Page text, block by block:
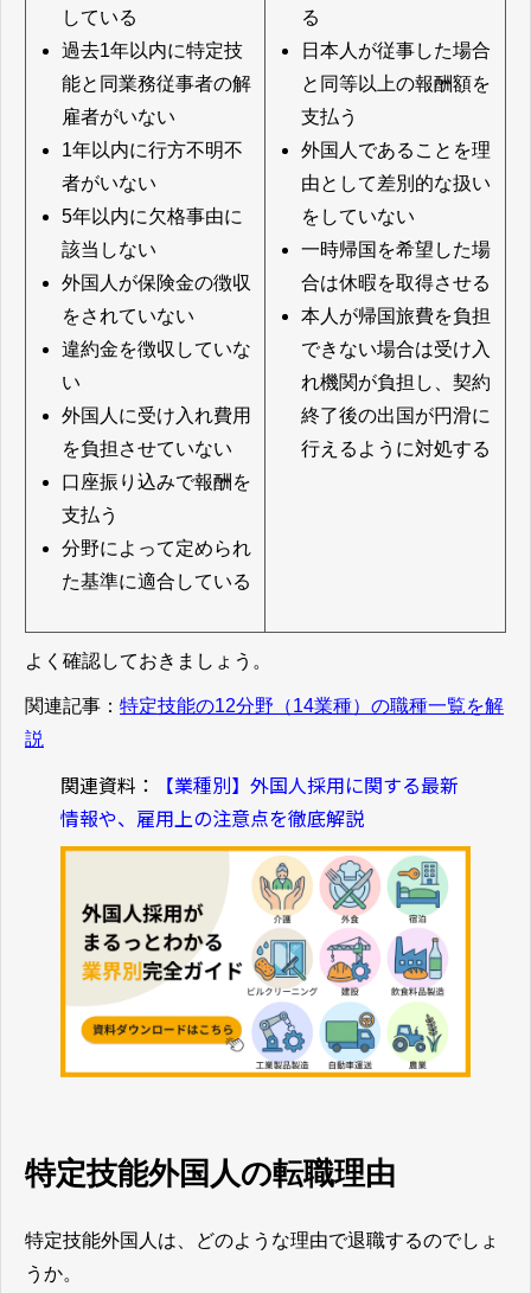
している
過去1年以内に特定技
能と同業務従事者の解
雇者がいない
1年以内に行方不明不
者がいない
5年以内に欠格事由に
該当しない
外国人が保険金の徴収
をされていない
違約金を徴収していな
い
外国人に受け入れ費用
を負担させていない
口座振り込みで報酬を
支払う
分野によって定められ
た基準に適合している
る
日本人が従事した場合
と同等以上の報酬額を
支払う
外国人であることを理
由として差別的な扱い
をしていない
一時帰国を希望した場
合は休暇を取得させる
本人が帰国旅費を負担
できない場合は受け入
れ機関が負担し、契約
終了後の出国が円滑に
行えるように対処する
よく確認しておきましょう。
関連記事： 特定技能の12分野（14業種）の職種一覧を解
説
関連資料：
【業種別】外国人採用に関する最新
情報や、雇用上の注意点を徹底解説
特定技能外国人の転職理由
特定技能外国人は、どのような理由で退職するのでしょ
うか。